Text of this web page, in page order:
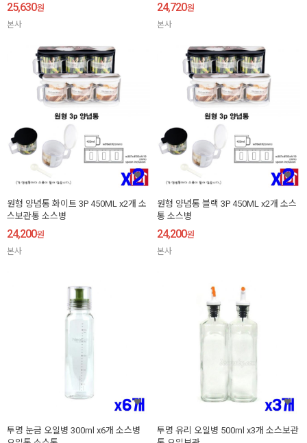
25,630원
본사
24,720원
본사
원형 양념통 화이트 3P 450ML x2개 소
스보관통 소스병
24,200원
본사
원형 양념통 블랙 3P 450ML x2개 소스
통 소스병
24,200원
본사
투명 눈금 오일병 300ml x6개 소스병
투명 유리 오일병 500ml x3개 소스보관